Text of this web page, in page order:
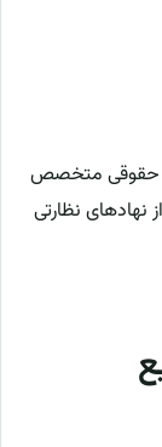
حقوقی متخصص
نظارتی